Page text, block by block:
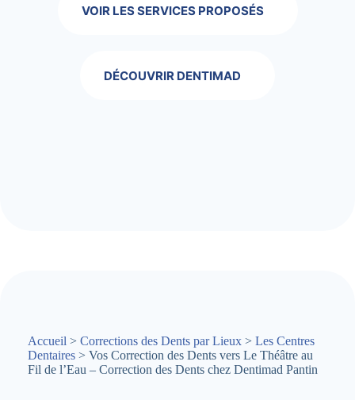
VOIR LES SERVICES PROPOSÉS
DÉCOUVRIR DENTIMAD
Accueil > Corrections des Dents par Lieux > Les Centres
Dentaires > Vos Correction des Dents vers Le Théâtre au
Fil de l’Eau – Correction des Dents chez Dentimad Pantin